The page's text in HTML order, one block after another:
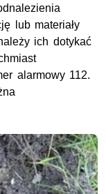
lub materiały
ich dotykać
alarmowy 112.